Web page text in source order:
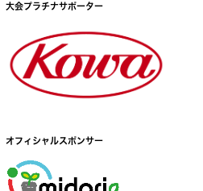
大会プラチナサポーター
オフィシャルスポンサー